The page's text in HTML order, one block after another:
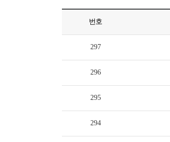
번호
297
296
295
294